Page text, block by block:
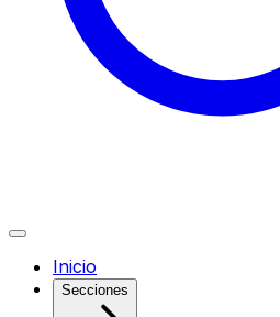
Inicio
Secciones